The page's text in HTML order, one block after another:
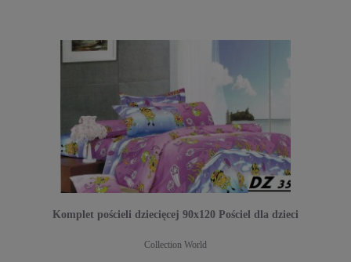
Komplet pościeli dziecięcej 90x120 Pościel dla dzieci
Collection World